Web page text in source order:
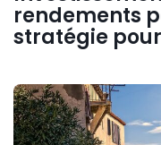
rendements
stratégie